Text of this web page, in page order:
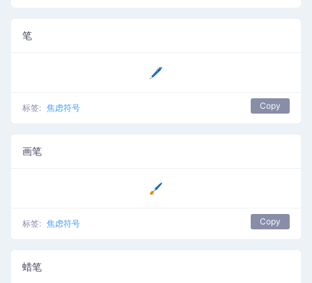
笔
🖊️
标签: 焦虑符号 Copy
画笔
🖌️
标签: 焦虑符号 Copy
蜡笔